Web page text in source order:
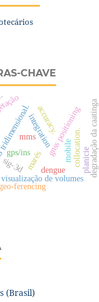
CHAVE
gnss positioning
mobile
marés
sig-3d
visualização de volumes
degradação da caatinga
integration
accuracy.
ferencing
collocation.
mms
gps/ins
planicie
dengue
(Brasil)